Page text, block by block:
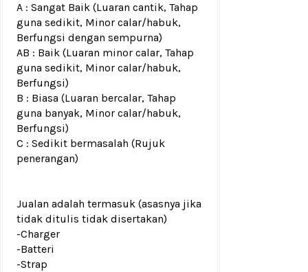
A : Sangat Baik (Luaran cantik, Tahap
guna sedikit, Minor calar/habuk,
Berfungsi dengan sempurna)
AB : Baik (Luaran minor calar, Tahap
guna sedikit, Minor calar/habuk,
Berfungsi)
B : Biasa (Luaran bercalar, Tahap
guna banyak, Minor calar/habuk,
Berfungsi)
C : Sedikit bermasalah (Rujuk
penerangan)
Jualan adalah termasuk (asasnya jika
tidak ditulis tidak disertakan)
-Charger
-Batteri
-Strap